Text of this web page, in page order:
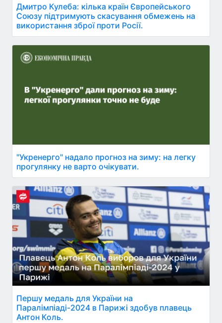
Дмитро Кулеба: кілька країн Європейського
Союзу підтримують скасування обмежень на
використання зброї проти Росії.
"Укренерго" надало прогноз на зиму: на легку
прогулянку не варто очікувати.
Першу медаль для України на
Паралімпіаді-2024 в Парижі здобув плавець
Антон Коль.